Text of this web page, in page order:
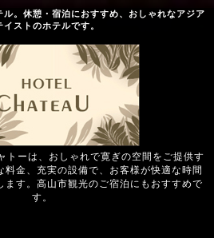
。休憩・宿泊におすすめ、おしゃれなアジア
イストのホテルです。
トーは、おしゃれで寛ぎの空間をご提供す
料金、充実の設備で、お客様が快適な時間
ます。高山市観光のご宿泊にもおすすめで
す。